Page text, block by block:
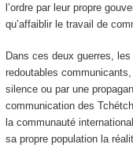
l’ordre par leur propre
qu’affaiblir le travail de
Dans ces deux guerres,
redoutables
silence ou par une
communication des
la communauté
sa propre population la